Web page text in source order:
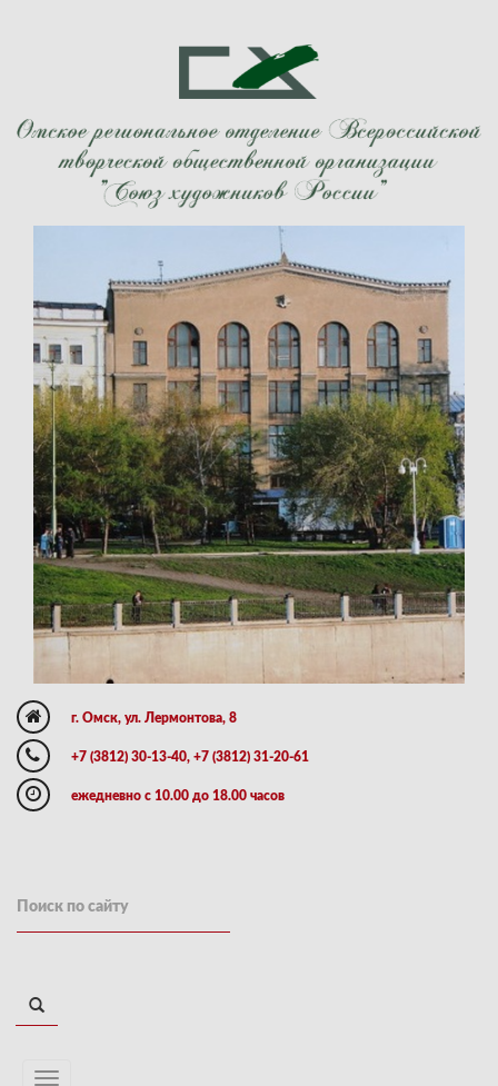
г. Омск, ул. Лермонтова, 8
+7 (3812) 30-13-40, +7 (3812) 31-20-61
ежедневно с 10.00 до 18.00 часов